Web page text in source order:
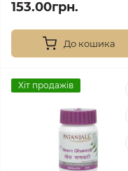
153.00грн.
До кошика
Хіт продажів